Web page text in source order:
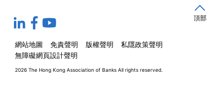
網站地圖 免責聲明 版權聲明
私隱政策聲明
無障礙網頁設計聲明
2026 The Hong Kong Association of Banks All rights reserved.
頂部